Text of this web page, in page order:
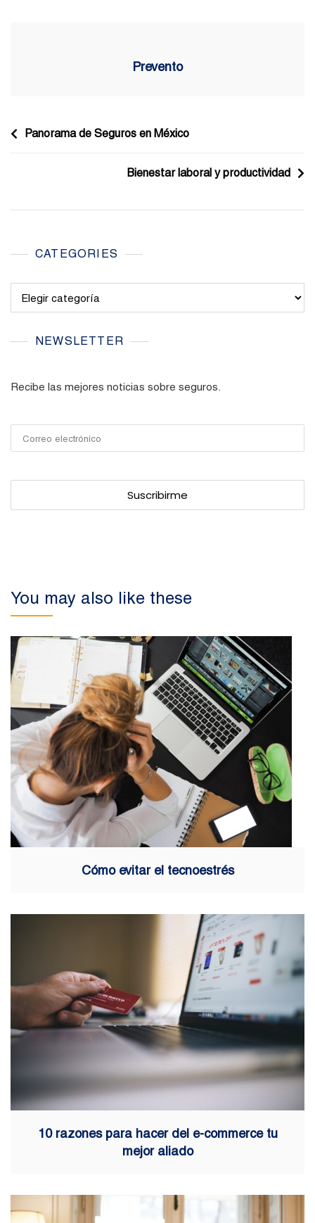
Prevento
Navegación
Panorama de Seguros en México
Bienestar laboral y productividad
CATEGORIES
NEWSLETTER
Recibe las mejores noticias sobre seguros.
You may also like these
Cómo evitar el tecnoestrés
10 razones para hacer del e-commerce tu
mejor aliado